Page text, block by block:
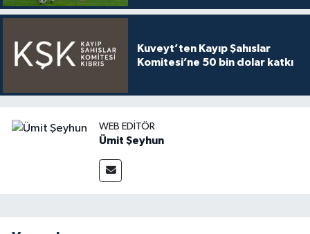
Kuveyt’ten Kayıp Şahıslar
Komitesi’ne 50 bin dolar katkı
WEB EDITÖR
Ümit Şeyhun